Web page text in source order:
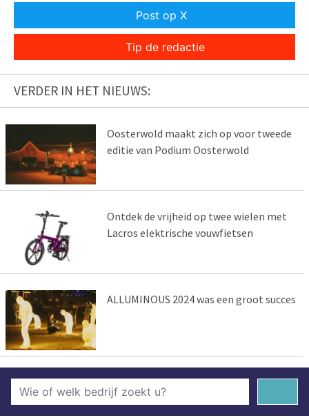
Post op X
Tip de redactie
VERDER IN HET NIEUWS:
Oosterwold maakt zich op voor tweede
editie van Podium Oosterwold
Ontdek de vrijheid op twee wielen met
Lacros elektrische vouwfietsen
ALLUMINOUS 2024 was een groot succes